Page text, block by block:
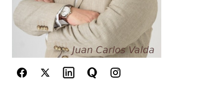
reCAPTCHA y la
Política de
privacidady losTérminos del servicio
de Googlese aplican.
Enviar Comentario